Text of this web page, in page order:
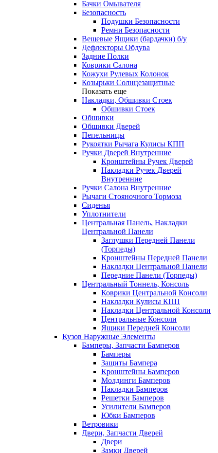
Бачки Омывателя
Безопасность
Подушки Безопасности
Ремни Безопасности
Вещевые Ящики (бардачки) б/у
Дефлекторы Обдува
Задние Полки
Коврики Салона
Кожухи Рулевых Колонок
Козырьки Солнцезащитные
Показать еще
Накладки, Обшивки Стоек
Обшивки Стоек
Обшивки
Обшивки Дверей
Пепельницы
Рукоятки Рычага Кулисы КПП
Ручки Дверей Внутренние
Кронштейны Ручек Дверей
Накладки Ручек Дверей
Внутренние
Ручки Салона Внутренние
Рычаги Стояночного Тормоза
Сиденья
Уплотнители
Центральная Панель, Накладки
Центральной Панели
Заглушки Передней Панели
(Торпеды)
Кронштейны Передней Панели
Накладки Центральной Панели
Передние Панели (Торпеды)
Центральный Тоннель, Консоль
Коврики Центральной Консоли
Накладки Кулисы КПП
Накладки Центральной Консоли
Центральные Консоли
Ящики Передней Консоли
Кузов Наружные Элементы
Бамперы, Запчасти Бамперов
Бамперы
Защиты Бампера
Кронштейны Бамперов
Молдинги Бамперов
Накладки Бамперов
Решетки Бамперов
Усилители Бамперов
Юбки Бамперов
Ветровики
Двери, Запчасти Дверей
Двери
Замки Дверей